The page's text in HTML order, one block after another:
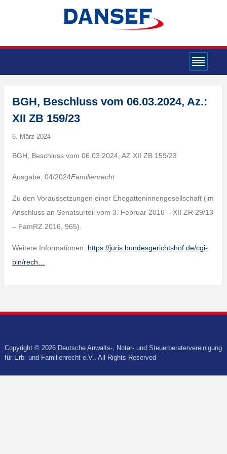
BGH, Beschluss vom 06.03.2024, Az.:
XII ZB 159/23
6. März 2024
BGH, Beschluss vom 06.03.2024, AZ XII ZB 159/23
Ausgabe: 04/2024Familienrecht
Zu den Voraussetzungen einer Ehegatteninnengesellschaft (im
Anschluss an Senatsurteil vom 3. Februar 2016 – XII ZR 29/13
– FamRZ 2016, 965).
Weitere Informationen: https://juris.bundesgerichtshof.de/cgi-
bin/rech…
Copyright © 2026 Deutsche Anwalts-, Notar- und Steuerberatervereinigung
für Erb- und Familienrecht e.V.. All Rights Reserved